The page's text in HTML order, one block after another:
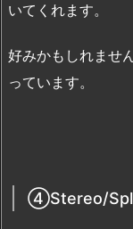
いてくれます。
好みかもしれませ
っています。
④Stereo/